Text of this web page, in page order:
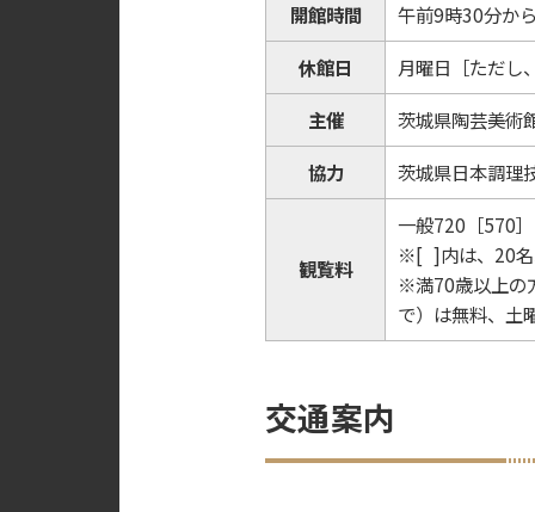
開館時間
午前9時30分か
休館日
月曜日［ただし
主催
茨城県陶芸美術
協力
茨城県日本調理
観覧料
一般720［570
※[ ]内は、20名
※満70歳以上の
で）は無料、土
交通案内